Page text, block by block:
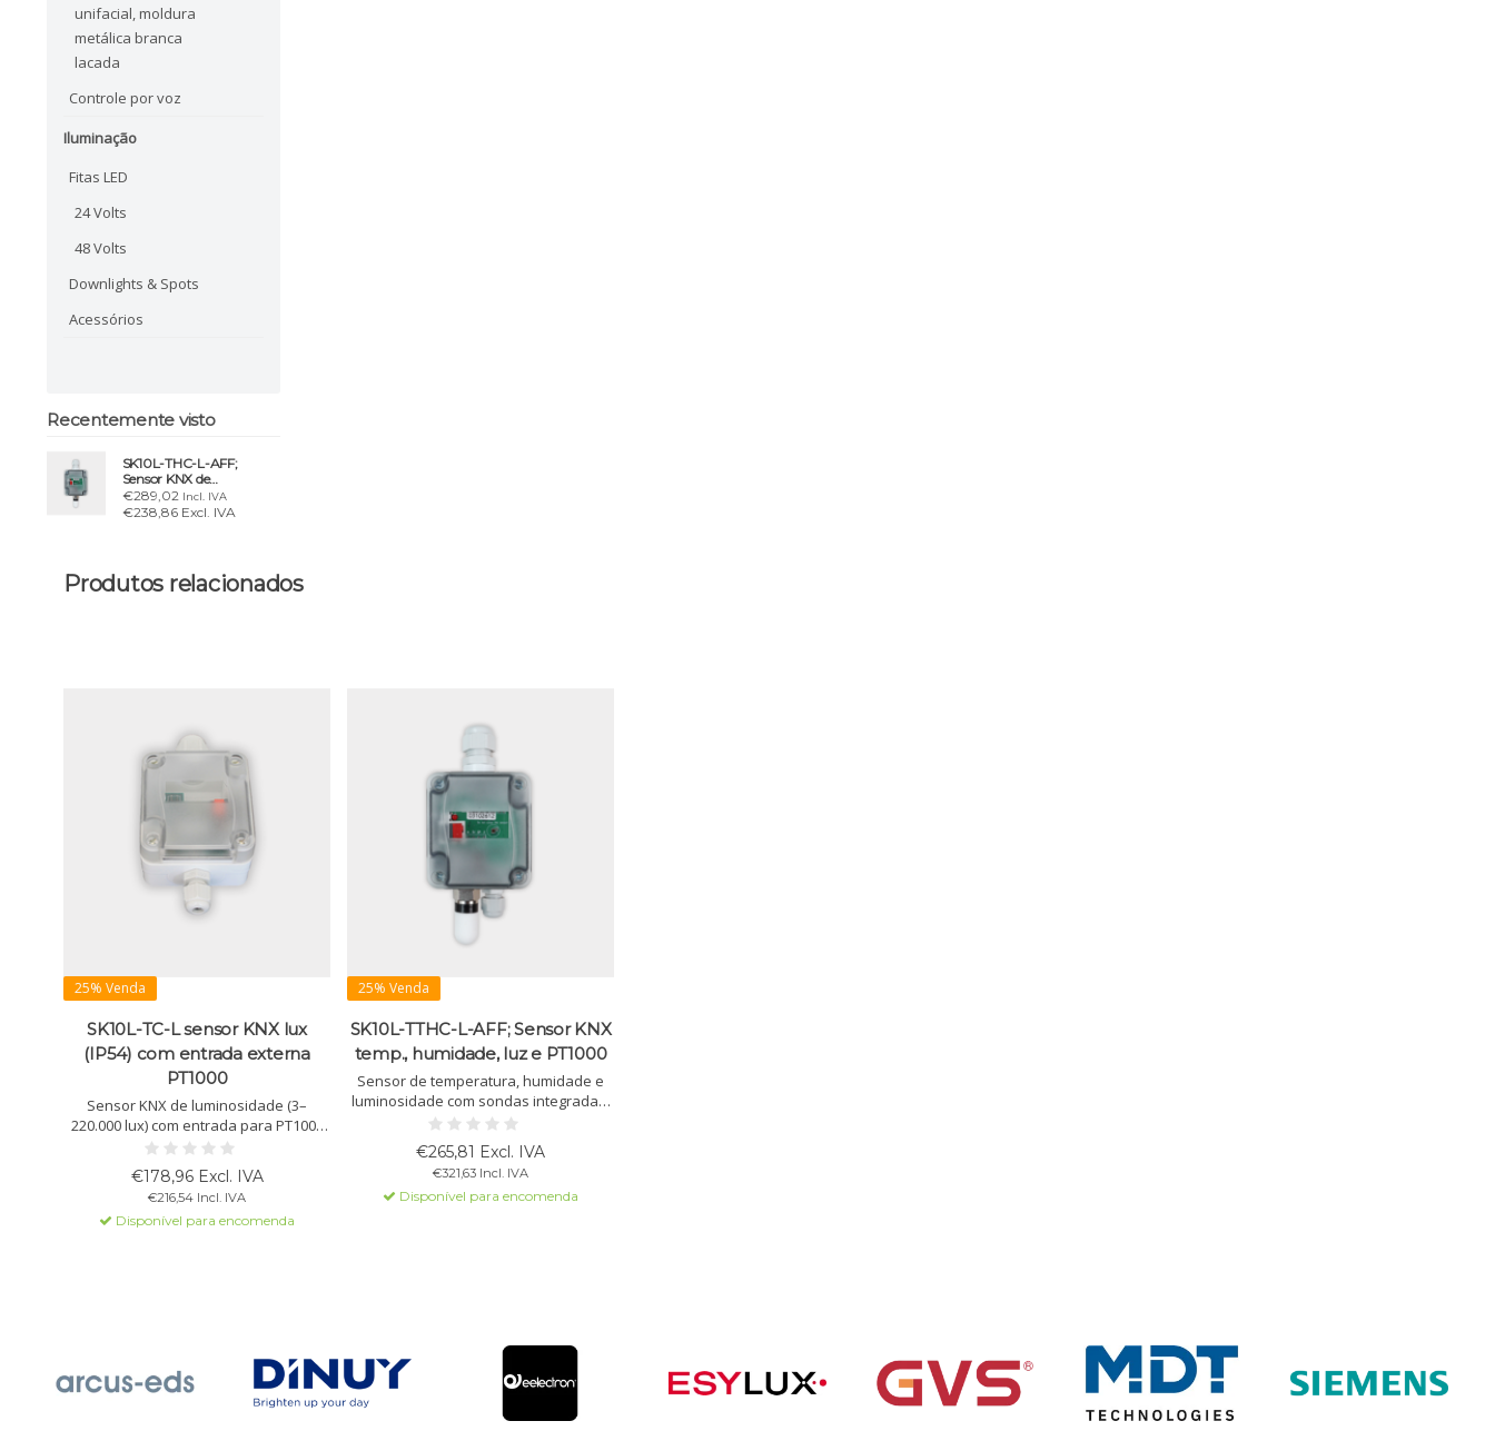
unifacial, moldura
metálica branca
lacada
Controle por voz
Iluminação
Fitas LED
24 Volts
48 Volts
Downlights & Spots
Acessórios
Recentemente visto
SK10L-THC-L-AFF;
Sensor KNX de
temperatura, humidade
e luminosidade
€289,02 Incl. IVA
€238,86 Excl. IVA
Produtos relacionados
25% Venda
SK10L-TC-L sensor KNX lux
(IP54) com entrada externa
PT1000
Sensor KNX de luminosidade (3–
220.000 lux) com entrada para PT1000
externa. Ideal para controlo climático e
de iluminação em edifícios inteligentes.
€178,96 Excl. IVA
€216,54 Incl. IVA
Disponível para encomenda
25% Venda
SK10L-TTHC-L-AFF; Sensor KNX
temp., humidade, luz e PT1000
Sensor de temperatura, humidade e
luminosidade com sondas integradas.
Para controlo climático, ponto de
orvalho, ventilação e KNX. Adequado
para interior e exterior (IP54/65).
€265,81 Excl. IVA
€321,63 Incl. IVA
Disponível para encomenda